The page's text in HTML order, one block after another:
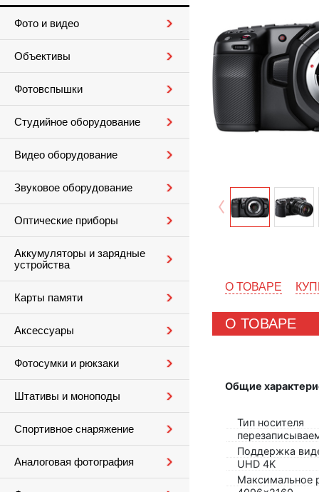
Фото и видео
Объективы
Фотовспышки
Студийное оборудование
Видео оборудование
Звуковое оборудование
Оптические приборы
Аккумуляторы и зарядные
устройства
Карты памяти
Аксессуары
Фотосумки и рюкзаки
Штативы и моноподы
Спортивное снаряжение
Аналоговая фотография
О ТОВАРЕ
О ТОВАРЕ
Общие
Тип носителя
Поддержка
UHD 4K
Максимальное